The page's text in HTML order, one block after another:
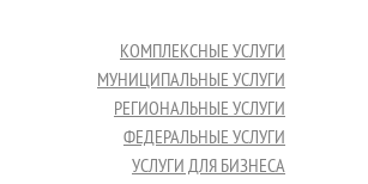
КОМПЛЕКСНЫЕ УСЛУГИ
МУНИЦИПАЛЬНЫЕ УСЛУГИ
РЕГИОНАЛЬНЫЕ УСЛУГИ
ФЕДЕРАЛЬНЫЕ УСЛУГИ
УСЛУГИ ДЛЯ БИЗНЕСА